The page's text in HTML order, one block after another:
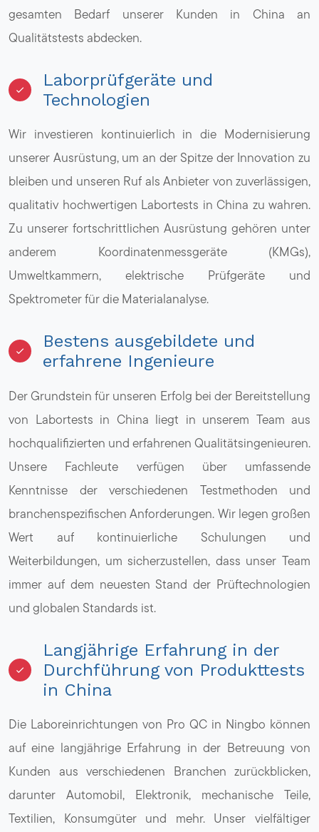
gesamten Bedarf unserer Kunden in China an
Qualitätstests abdecken.
Laborprüfgeräte und
Technologien
Wir investieren kontinuierlich in die Modernisierung
unserer Ausrüstung, um an der Spitze der Innovation zu
bleiben und unseren Ruf als Anbieter von zuverlässigen,
qualitativ hochwertigen Labortests in China zu wahren.
Zu unserer fortschrittlichen Ausrüstung gehören unter
anderem Koordinatenmessgeräte (KMGs),
Umweltkammern, elektrische Prüfgeräte und
Spektrometer für die Materialanalyse.
Bestens ausgebildete und
erfahrene Ingenieure
Der Grundstein für unseren Erfolg bei der Bereitstellung
von Labortests in China liegt in unserem Team aus
hochqualifizierten und erfahrenen Qualitätsingenieuren.
Unsere Fachleute verfügen über umfassende
Kenntnisse der verschiedenen Testmethoden und
branchenspezifischen Anforderungen. Wir legen großen
Wert auf kontinuierliche Schulungen und
Weiterbildungen, um sicherzustellen, dass unser Team
immer auf dem neuesten Stand der Prüftechnologien
und globalen Standards ist.
Langjährige Erfahrung in der
Durchführung von Produkttests
in China
Die Laboreinrichtungen von Pro QC in Ningbo können
auf eine langjährige Erfahrung in der Betreuung von
Kunden aus verschiedenen Branchen zurückblicken,
darunter Automobil, Elektronik, mechanische Teile,
Textilien, Konsumgüter und mehr. Unser vielfältiger